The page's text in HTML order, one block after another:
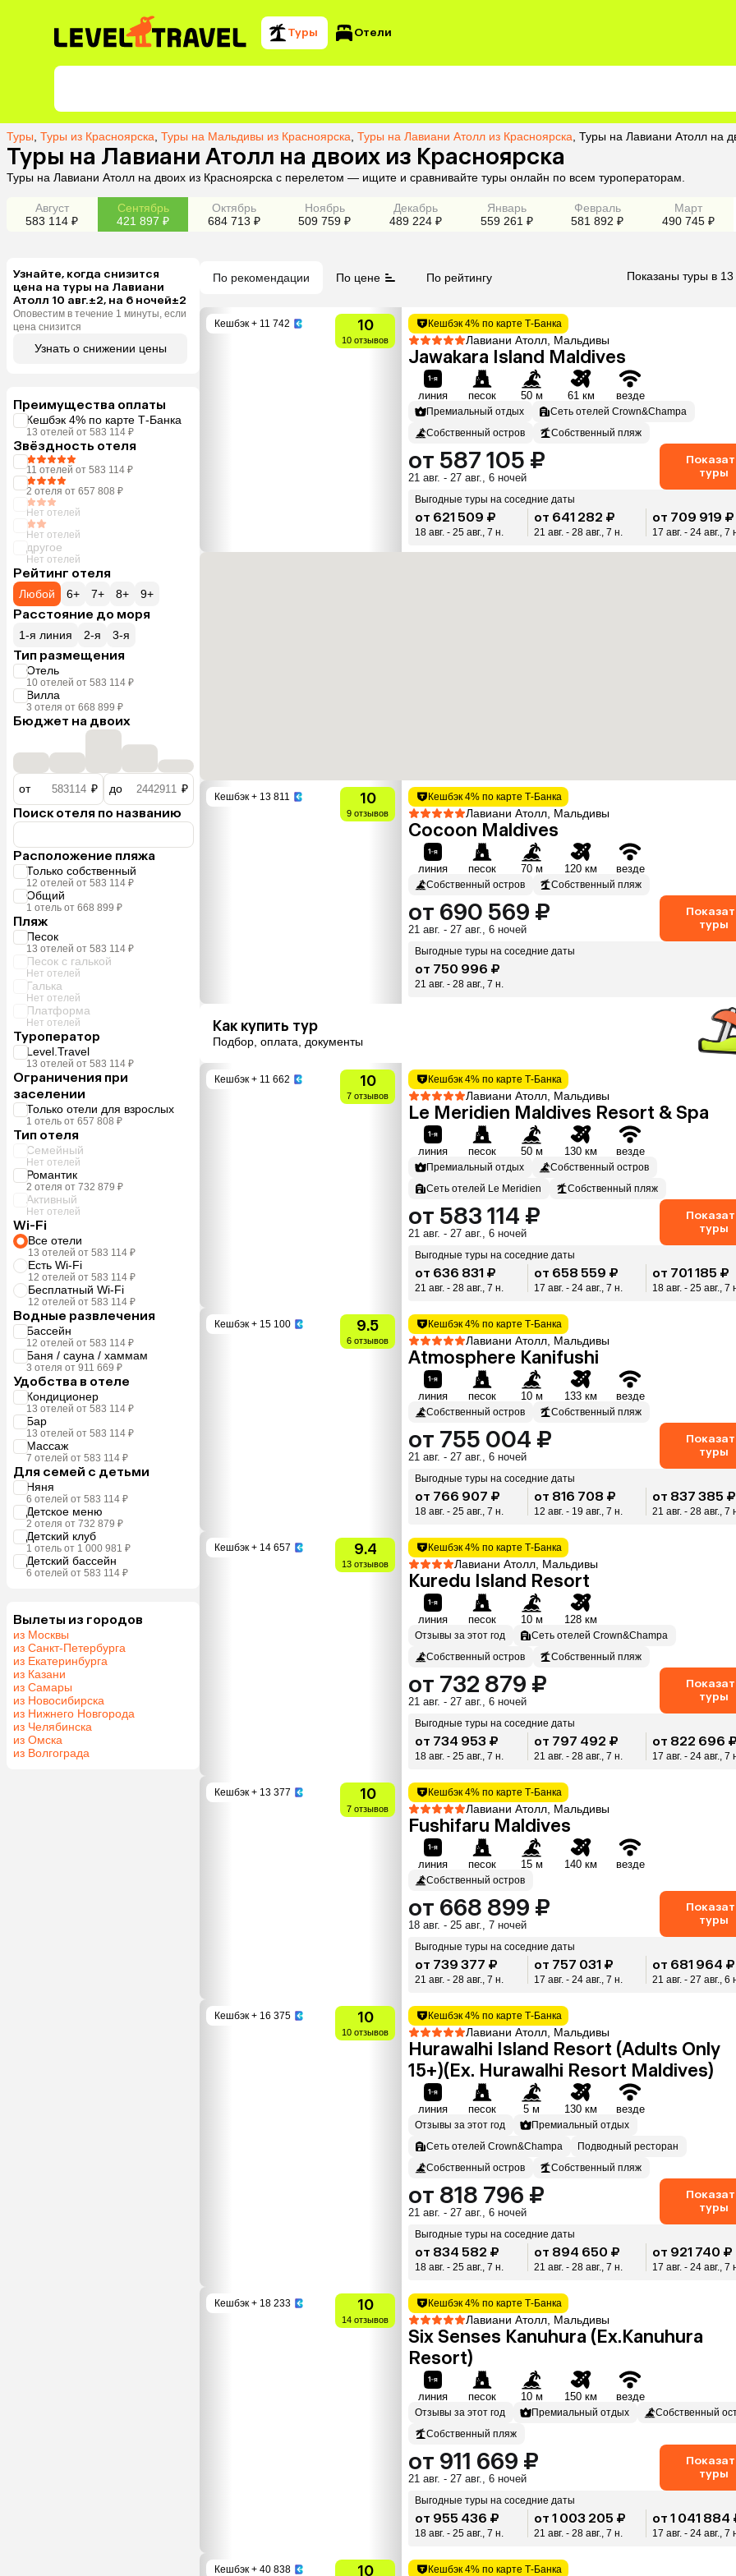
Туры Отели
Туры Туры из Красноярска Туры на Мальдивы из Красноярска Туры на Лавиани Атолл из Красноярска Туры на Лавиани Атолл на
Туры на Лавиани Атолл на двоих из Красноярска
Туры на Лавиани Атолл на двоих из Красноярска с перелетом — ищите и сравнивайте туры онлайн по всем туроператорам.
Август
583 114 ₽
Сентябрь
421 897 ₽
Октябрь
684 713 ₽
Ноябрь
509 759 ₽
Декабрь
489 224 ₽
Январь
559 261 ₽
Февраль
581 892 ₽
Март
490 745 ₽
Узнайте, когда снизится
цена на туры на Лавиани
Атолл 10 авг.±2, на 6 ночей±2
Оповестим в течение 1 минуты, если
цена снизится
Узнать о снижении цены
Преимущества оплаты
Кешбэк 4% по карте Т-Банка
13 отелей от 583 114 ₽
Звёздность отеля
11 отелей от 583 114 ₽
2 отеля от 657 808 ₽
Нет отелей
Нет отелей
другое
Нет отелей
Рейтинг отеля
Любой 6+ 7+ 8+ 9+
Расстояние до моря
1-я линия 2-я 3-я
Тип размещения
Отель
10 отелей от 583 114 ₽
Вилла
3 отеля от 668 899 ₽
Бюджет на двоих
от ₽ до ₽
Поиск отеля по названию
Расположение пляжа
Только собственный
12 отелей от 583 114 ₽
Общий
1 отель от 668 899 ₽
Пляж
Песок
13 отелей от 583 114 ₽
Песок с галькой
Нет отелей
Галька
Нет отелей
Платформа
Нет отелей
Туроператор
Level.Travel
13 отелей от 583 114 ₽
Ограничения при
заселении
Только отели для взрослых
1 отель от 657 808 ₽
Тип отеля
Семейный
Нет отелей
Романтик
2 отеля от 732 879 ₽
Активный
Нет отелей
Wi-Fi
Все отели
13 отелей от 583 114 ₽
Есть Wi-Fi
12 отелей от 583 114 ₽
Бесплатный Wi-Fi
12 отелей от 583 114 ₽
Водные развлечения
Бассейн
12 отелей от 583 114 ₽
Баня / сауна / хаммам
3 отеля от 911 669 ₽
Удобства в отеле
Кондиционер
13 отелей от 583 114 ₽
Бар
13 отелей от 583 114 ₽
Массаж
7 отелей от 583 114 ₽
Для семей с детьми
Няня
6 отелей от 583 114 ₽
Детское меню
2 отеля от 732 879 ₽
Детский клуб
1 отель от 1 000 981 ₽
Детский бассейн
6 отелей от 583 114 ₽
Вылеты из городов
из Москвы
из Санкт-Петербурга
из Екатеринбурга
из Казани
из Самары
из Новосибирска
из Нижнего Новгорода
из Челябинска
из Омска
из Волгограда
По рекомендации По цене По рейтингу Показаны туры в 13
Кешбэк + 11 742 10
10 отзывов
Кешбэк 4% по карте Т-Банка
Лавиани Атолл, Мальдивы
Jawakara Island Maldives
линия песок 50 м 61 км везде
Премиальный отдых
Сеть отелей Crown&Champa
Собственный остров
Собственный пляж
от 587 105 ₽
21 авг. - 27 авг., 6 ночей
туры
Выгодные туры на соседние даты
от 621 509 ₽
18 авг. - 25 авг., 7 н.
от 641 282 ₽
21 авг. - 28 авг., 7 н.
от 709 919 ₽
17 авг. - 24 авг., 7
Кешбэк + 13 811 10
9 отзывов
Кешбэк 4% по карте Т-Банка
Лавиани Атолл, Мальдивы
Cocoon Maldives
линия песок 70 м 120 км везде
Собственный остров Собственный пляж
от 690 569 ₽
21 авг. - 27 авг., 6 ночей
туры
Выгодные туры на соседние даты
от 750 996 ₽
21 авг. - 28 авг., 7 н.
Как купить тур
Подбор, оплата, документы
Кешбэк + 11 662 10
7 отзывов
Кешбэк 4% по карте Т-Банка
Лавиани Атолл, Мальдивы
Le Meridien Maldives Resort & Spa
линия песок 50 м 130 км везде
Премиальный отдых
Собственный остров
Сеть отелей Le Meridien
Собственный пляж
от 583 114 ₽
21 авг. - 27 авг., 6 ночей
туры
Выгодные туры на соседние даты
от 636 831 ₽
21 авг. - 28 авг., 7 н.
от 658 559 ₽
17 авг. - 24 авг., 7 н.
от 701 185 ₽
18 авг. - 25 авг., 7
Кешбэк + 15 100 9.5
6 отзывов
Кешбэк 4% по карте Т-Банка
Лавиани Атолл, Мальдивы
Atmosphere Kanifushi
линия песок 10 м 133 км везде
Собственный остров Собственный пляж
от 755 004 ₽
21 авг. - 27 авг., 6 ночей
туры
Выгодные туры на соседние даты
от 766 907 ₽
18 авг. - 25 авг., 7 н.
от 816 708 ₽
12 авг. - 19 авг., 7 н.
от 837 385 ₽
21 авг. - 28 авг., 7
Кешбэк + 14 657 9.4
13 отзывов
Кешбэк 4% по карте Т-Банка
Лавиани Атолл, Мальдивы
Kuredu Island Resort
линия песок 10 м 128 км
Отзывы за этот год
Сеть отелей Crown&Champa
Собственный остров
Собственный пляж
от 732 879 ₽
21 авг. - 27 авг., 6 ночей
туры
Выгодные туры на соседние даты
от 734 953 ₽
18 авг. - 25 авг., 7 н.
от 797 492 ₽
21 авг. - 28 авг., 7 н.
от 822 696
17 авг. - 24 авг., 7
Кешбэк + 13 377 10
7 отзывов
Кешбэк 4% по карте Т-Банка
Лавиани Атолл, Мальдивы
Fushifaru Maldives
линия песок 15 м 140 км везде
Собственный остров
от 668 899 ₽
18 авг. - 25 авг., 7 ночей
туры
Выгодные туры на соседние даты
от 739 377 ₽
21 авг. - 28 авг., 7 н.
от 757 031 ₽
17 авг. - 24 авг., 7 н.
от 681 964 ₽
21 авг. - 27 авг., 6
Кешбэк + 16 375 10
10 отзывов
Кешбэк 4% по карте Т-Банка
Лавиани Атолл, Мальдивы
Hurawalhi Island Resort (Adults Only
15+)(Ex. Hurawalhi Resort Maldives)
линия песок 5 м 130 км везде
Отзывы за этот год
Премиальный отдых
Сеть отелей Crown&Champa
Подводный ресторан
Собственный остров
Собственный пляж
от 818 796 ₽
21 авг. - 27 авг., 6 ночей
туры
Выгодные туры на соседние даты
от 834 582 ₽
18 авг. - 25 авг., 7 н.
от 894 650 ₽
21 авг. - 28 авг., 7 н.
от 921 740 ₽
17 авг. - 24 авг., 7
Кешбэк + 18 233 10
14 отзывов
Кешбэк 4% по карте Т-Банка
Лавиани Атолл, Мальдивы
Six Senses Kanuhura (Ex.Kanuhura
Resort)
линия песок 10 м 150 км везде
Отзывы за этот год Премиальный отдых
Собственный
Собственный пляж
от 911 669 ₽
21 авг. - 27 авг., 6 ночей
туры
Выгодные туры на соседние даты
от 955 436 ₽
18 авг. - 25 авг., 7 н.
от 1 003 205 ₽
21 авг. - 28 авг., 7 н.
от 1 041 884
17 авг. - 24 авг., 7
Кешбэк + 40 838 10 Кешбэк 4% по карте Т-Банка